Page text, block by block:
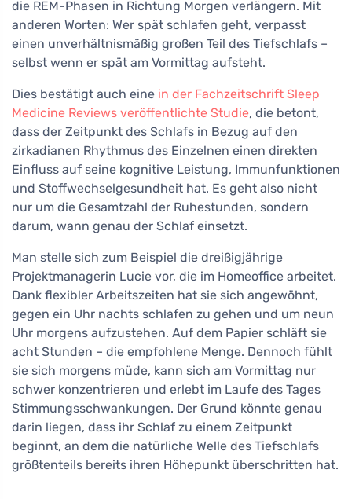
die REM-Phasen in Richtung Morgen verlängern. Mit
anderen Worten: Wer spät schlafen geht, verpasst
einen unverhältnismäßig großen Teil des Tiefschlafs –
selbst wenn er spät am Vormittag aufsteht.
Dies bestätigt auch eine in der Fachzeitschrift Sleep
Medicine Reviews veröffentlichte Studie, die betont,
dass der Zeitpunkt des Schlafs in Bezug auf den
zirkadianen Rhythmus des Einzelnen einen direkten
Einfluss auf seine kognitive Leistung, Immunfunktionen
und Stoffwechselgesundheit hat. Es geht also nicht
nur um die Gesamtzahl der Ruhestunden, sondern
darum, wann genau der Schlaf einsetzt.
Man stelle sich zum Beispiel die dreißigjährige
Projektmanagerin Lucie vor, die im Homeoffice arbeitet.
Dank flexibler Arbeitszeiten hat sie sich angewöhnt,
gegen ein Uhr nachts schlafen zu gehen und um neun
Uhr morgens aufzustehen. Auf dem Papier schläft sie
acht Stunden – die empfohlene Menge. Dennoch fühlt
sie sich morgens müde, kann sich am Vormittag nur
schwer konzentrieren und erlebt im Laufe des Tages
Stimmungsschwankungen. Der Grund könnte genau
darin liegen, dass ihr Schlaf zu einem Zeitpunkt
beginnt, an dem die natürliche Welle des Tiefschlafs
größtenteils bereits ihren Höhepunkt überschritten hat.